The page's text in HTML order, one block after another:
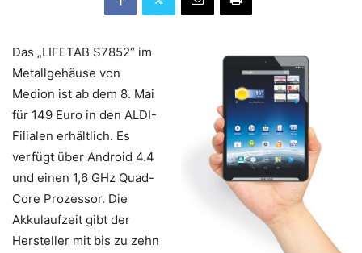
Das „LIFETAB S7852“ im
Metallgehäuse von
Medion ist ab dem 8. Mai
für 149 Euro in den ALDI-
Filialen erhältlich. Es
verfügt über Android 4.4
und einen 1,6 GHz Quad-
Core Prozessor. Die
Akkulaufzeit gibt der
Hersteller mit bis zu zehn